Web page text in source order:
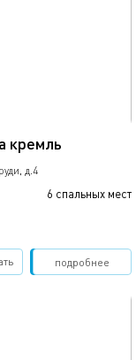
кремль
д.4
6 спальных мест
подробнее
Забронировать